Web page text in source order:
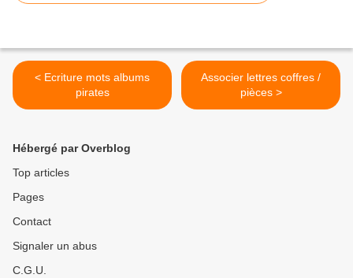
< Ecriture mots albums
pirates
Associer lettres coffres /
pièces >
Hébergé par Overblog
Top articles
Pages
Contact
Signaler un abus
C.G.U.